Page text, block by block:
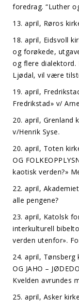
foredrag. “Luther
13. april, Røros
18. april, Eidsvoll
og forøkede,
og flere dialektord.
Ljødal, vil være
19. april,
Fredrikstad» v/
20. april, Grenland
v/Henrik Syse.
20. april, Toten
OG
kaotisk verden?»
22. april,
alle pengene?
23. april, Katolsk
interkulturell
verden utenfor».
24. april, Tønsberg
OG JAHO –
Kvelden avrundes
25. april, Asker